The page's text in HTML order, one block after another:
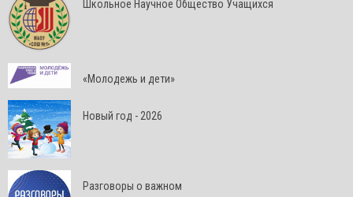
Школьное Научное Общество Учащихся
«Молодежь и дети»
Новый год - 2026
Разговоры о важном